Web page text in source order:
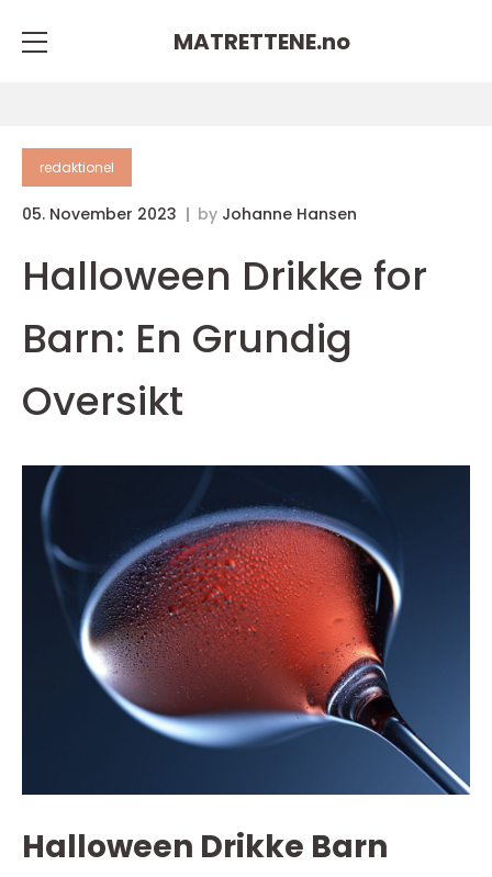
MATRETTENE.no
redaktionel
05. November 2023 by Johanne Hansen
Halloween Drikke for
Barn: En Grundig
Oversikt
Halloween Drikke Barn